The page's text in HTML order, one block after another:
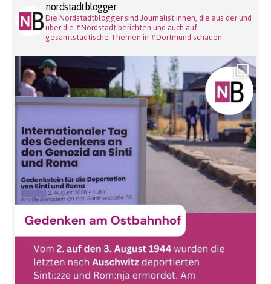
nordstadtblogger
Die Nordstadtblogger sind Journalist:innen, die aus der und
über die #Nordstadt berichten und auch auf
gesamtstädtische Themen in #Dortmund schauen